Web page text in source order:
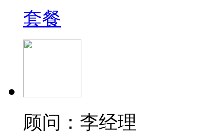
套餐
顾问：李经理